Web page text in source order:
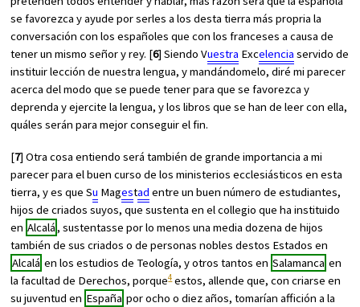
se favorezca y ayude por serles a los desta tierra más propria la
conversación con los españoles que con los franceses a causa de
tener un mismo señor y rey. [6] Siendo Vuestra Excelencia servido de
instituir lección de nuestra lengua, y mandándomelo, diré mi parecer
acerca del modo que se puede tener para que se favorezca y
deprenda y ejercite la lengua, y los libros que se han de leer con ella,
quáles serán para mejor conseguir el fin.
[7] Otra cosa entiendo será también de grande importancia a mi
parecer para el buen curso de los ministerios ecclesiásticos en esta
tierra, y es que Su Magestad entre un buen número de estudiantes,
hijos de criados suyos, que sustenta en el collegio que ha instituido
en Alcalá, sustentasse por lo menos una media dozena de hijos
también de sus criados o de personas nobles destos Estados en
Alcalá en los estudios de Teología, y otros tantos en Salamanca en
la facultad de Derechos, porque4estos, allende que, con criarse en
su juventud en España por ocho o diez años, tomarían affición a la